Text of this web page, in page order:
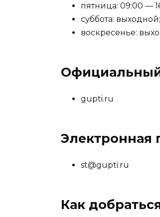
пятница: 09:00 —
суббота: выходной;
воскресенье:
gupti.ru
Электронная
st@gupti.ru
Как